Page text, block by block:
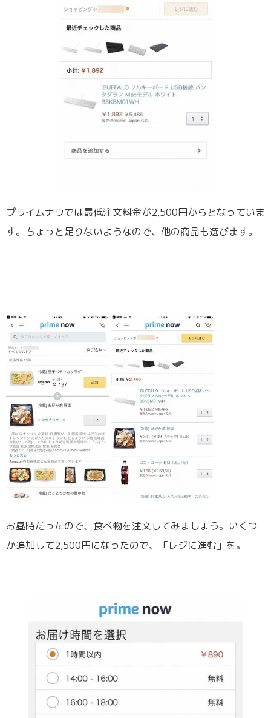
プライムナウでは最低注文料金が2,500円からとなっていま
す。ちょっと足りないようなので、他の商品も選びます。
お昼時だったので、食べ物を注文してみましょう。いくつ
か追加して2,500円になったので、「レジに進む」を。